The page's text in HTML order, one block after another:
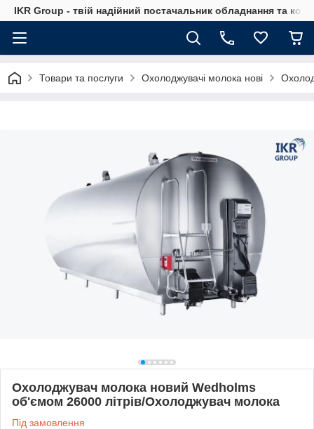
IKR Group - твій надійний постачальник обладнання та
Товари та послуги Охолоджувачі молока нові
Охолоджувач молока новий Wedholms
об'ємом 26000 літрів/Охолоджувач молока
Під замовлення